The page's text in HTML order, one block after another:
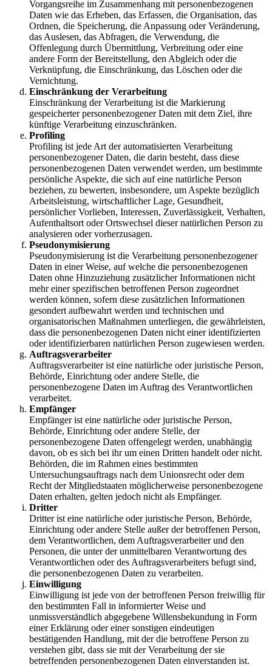
Vorgangsreihe im Zusammenhang mit personenbezogenen
Daten wie das Erheben, das Erfassen, die Organisation, das
Ordnen, die Speicherung, die Anpassung oder Veränderung,
das Auslesen, das Abfragen, die Verwendung, die
Offenlegung durch Übermittlung, Verbreitung oder eine
andere Form der Bereitstellung, den Abgleich oder die
Verknüpfung, die Einschränkung, das Löschen oder die
Vernichtung.
Einschränkung der Verarbeitung
Einschränkung der Verarbeitung ist die Markierung
gespeicherter personenbezogener Daten mit dem Ziel, ihre
künftige Verarbeitung einzuschränken.
Profiling
Profiling ist jede Art der automatisierten Verarbeitung
personenbezogener Daten, die darin besteht, dass diese
personenbezogenen Daten verwendet werden, um bestimmte
persönliche Aspekte, die sich auf eine natürliche Person
beziehen, zu bewerten, insbesondere, um Aspekte bezüglich
Arbeitsleistung, wirtschaftlicher Lage, Gesundheit,
persönlicher Vorlieben, Interessen, Zuverlässigkeit, Verhalten,
Aufenthaltsort oder Ortswechsel dieser natürlichen Person zu
analysieren oder vorherzusagen.
Pseudonymisierung
Pseudonymisierung ist die Verarbeitung personenbezogener
Daten in einer Weise, auf welche die personenbezogenen
Daten ohne Hinzuziehung zusätzlicher Informationen nicht
mehr einer spezifischen betroffenen Person zugeordnet
werden können, sofern diese zusätzlichen Informationen
gesondert aufbewahrt werden und technischen und
organisatorischen Maßnahmen unterliegen, die gewährleisten,
dass die personenbezogenen Daten nicht einer identifizierten
oder identifizierbaren natürlichen Person zugewiesen werden.
Auftragsverarbeiter
Auftragsverarbeiter ist eine natürliche oder juristische Person,
Behörde, Einrichtung oder andere Stelle, die
personenbezogene Daten im Auftrag des Verantwortlichen
verarbeitet.
Empfänger
Empfänger ist eine natürliche oder juristische Person,
Behörde, Einrichtung oder andere Stelle, der
personenbezogene Daten offengelegt werden, unabhängig
davon, ob es sich bei ihr um einen Dritten handelt oder nicht.
Behörden, die im Rahmen eines bestimmten
Untersuchungsauftrags nach dem Unionsrecht oder dem
Recht der Mitgliedstaaten möglicherweise personenbezogene
Daten erhalten, gelten jedoch nicht als Empfänger.
Dritter
Dritter ist eine natürliche oder juristische Person, Behörde,
Einrichtung oder andere Stelle außer der betroffenen Person,
dem Verantwortlichen, dem Auftragsverarbeiter und den
Personen, die unter der unmittelbaren Verantwortung des
Verantwortlichen oder des Auftragsverarbeiters befugt sind,
die personenbezogenen Daten zu verarbeiten.
Einwilligung
Einwilligung ist jede von der betroffenen Person freiwillig für
den bestimmten Fall in informierter Weise und
unmissverständlich abgegebene Willensbekundung in Form
einer Erklärung oder einer sonstigen eindeutigen
bestätigenden Handlung, mit der die betroffene Person zu
verstehen gibt, dass sie mit der Verarbeitung der sie
betreffenden personenbezogenen Daten einverstanden ist.